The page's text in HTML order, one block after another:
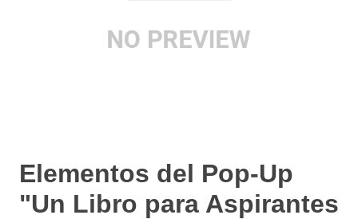
Elementos del Pop-Up
"Un Libro para Aspirantes